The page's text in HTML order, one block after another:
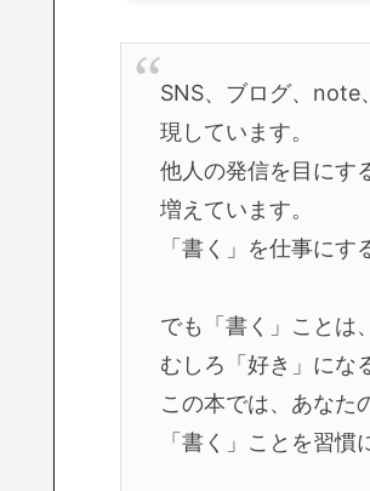
SNS、ブログ、note
現しています。
他人の発信を目にす
増えています。
「書く」を仕事に
でも「書く」ことは
むしろ「好き」にな
この本では、あなた
「書く」ことを習